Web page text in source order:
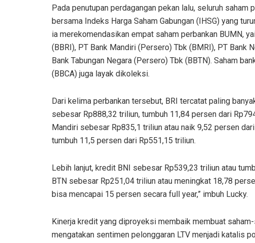
Pada penutupan perdagangan pekan lalu, seluruh
bersama Indeks Harga Saham Gabungan (IHSG) yang
ia merekomendasikan empat saham perbankan BUMN,
(BBRI), PT Bank Mandiri (Persero) Tbk (BMRI), PT Bank
Bank Tabungan Negara (Persero) Tbk (BBTN). Saham
(BBCA) juga layak dikoleksi.
Dari kelima perbankan tersebut, BRI tercatat paling
sebesar Rp888,32 triliun, tumbuh 11,84 persen dari
Mandiri sebesar Rp835,1 triliun atau naik 9,52 persen
tumbuh 11,5 persen dari Rp551,15 triliun.
Lebih lanjut, kredit BNI sebesar Rp539,23 triliun atau
BTN sebesar Rp251,04 triliun atau meningkat 18,78
bisa mencapai 15 persen secara full year,” imbuh Lucky.
Kinerja kredit yang diproyeksi membaik membuat
mengatakan sentimen pelonggaran LTV menjadi katalis